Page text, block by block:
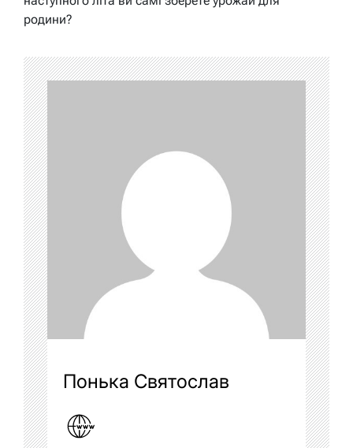
родини?
Понька Святослав